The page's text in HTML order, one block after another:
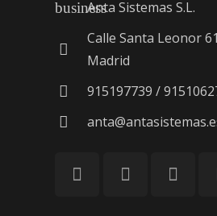
businessAnta Sistemas S.L.
Calle Santa Leonor
Madrid
915197739 /